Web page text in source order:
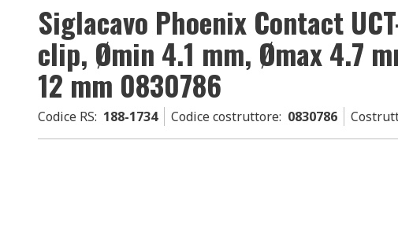
Siglacavo Phoenix Contact
clip, Ømin 4.1 mm, Ømax 4.7
12 mm 0830786
Codice RS: 188-1734 Codice costruttore: 0830786